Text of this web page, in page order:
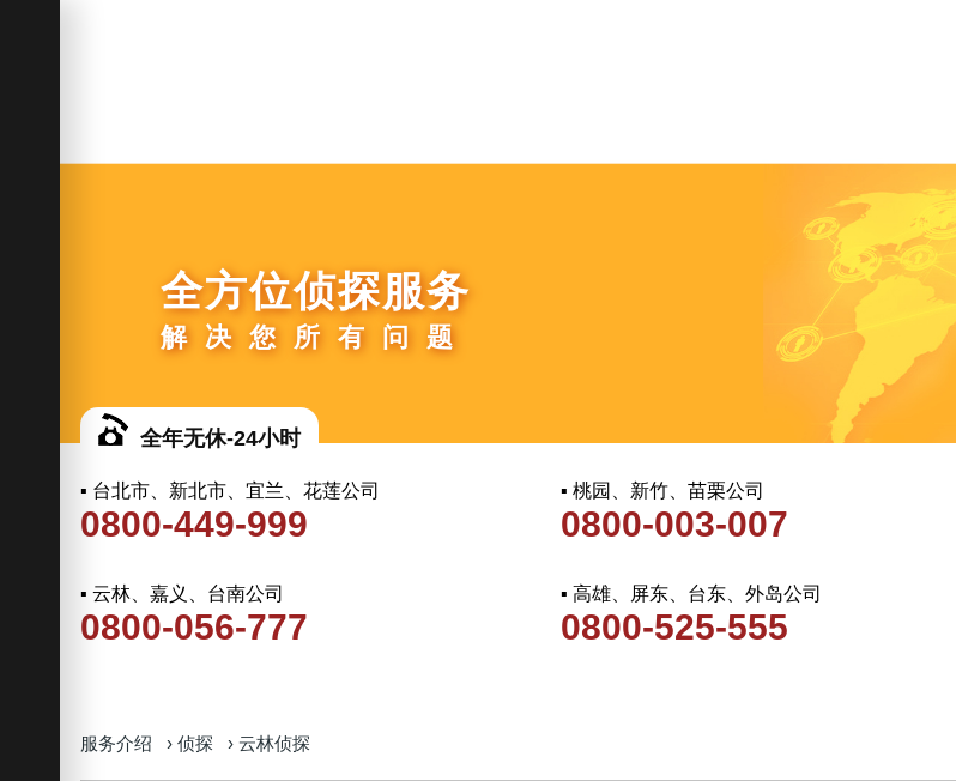
全方位侦探服务
解决您所有问题
全年无休-24小时
▪ 台北市、新北市、宜兰、花莲公司
0800-449-999
▪ 桃园、新竹、苗栗公司
0800-003-007
▪ 云林、嘉义、台南公司
0800-056-777
▪ 高雄、屏东、台东、外岛公司
0800-525-555
服务介绍 › 侦探 › 云林侦探